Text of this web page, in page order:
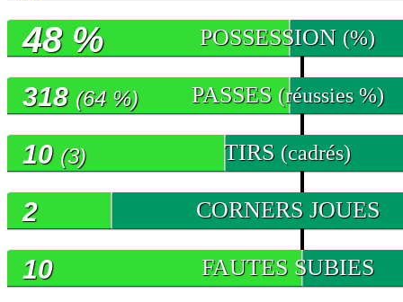
POSSESSION (%)
48 %
PASSES (réussies %)
318 (64 %)
TIRS (cadrés)
10 (3)
CORNERS JOUES
2
FAUTES SUBIES
10